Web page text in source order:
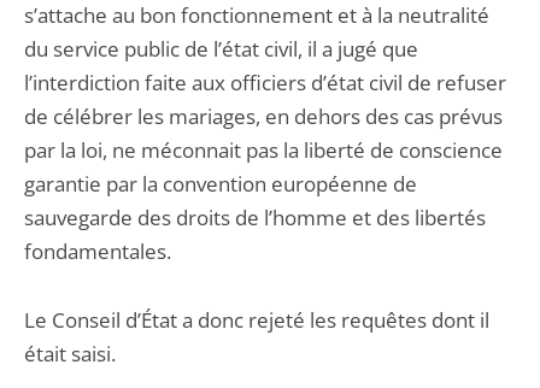
s’attache au bon fonctionnement et à la neutralité
du service public de l’état civil, il a jugé que
l’interdiction faite aux officiers d’état civil de refuser
de célébrer les mariages, en dehors des cas prévus
par la loi, ne méconnait pas la liberté de conscience
garantie par la convention européenne de
sauvegarde des droits de l’homme et des libertés
fondamentales.
Le Conseil d’État a donc rejeté les requêtes dont il
était saisi.